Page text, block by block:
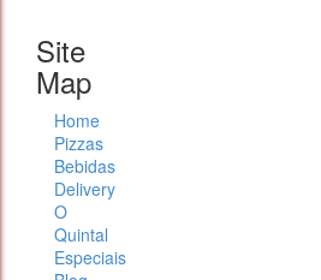
Site
Map
Home
Pizzas
Bebidas
Delivery
O
Quintal
Especiais